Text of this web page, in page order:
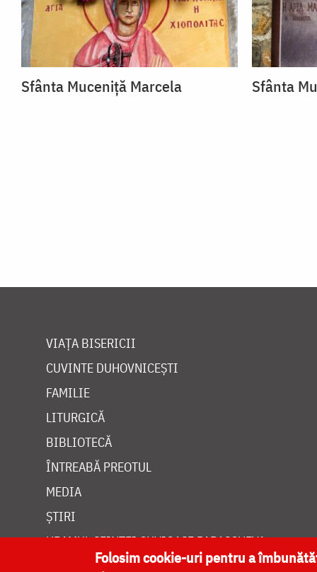
Sfânta Muceniță Marcela Sfânta
VIAȚA BISERICII
CUVINTE DUHOVNICEȘTI
FAMILIE
LITURGICĂ
BIBLIOTECĂ
ÎNTREABĂ PREOTUL
MEDIA
ȘTIRI
HRAMUL SFINTEI CUVIOASE PARASCHEVA
Folosim cookie-uri pentru a